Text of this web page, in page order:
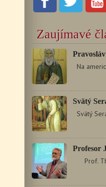
Zaujímavé
Svätý
Profesor